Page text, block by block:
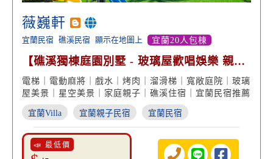
薇巍軒
宜蘭民宿 礁溪民宿 顯示在地圖上 宜蘭20人包棟
【礁溪獨棟庭園別墅 - 玻璃屋歡唱娛樂 親子
戲水溜滑梯】
電梯｜電動麻將｜戲水｜烤肉｜溜滑梯｜寬敞庭院｜玻璃
屋美景｜星空美景｜家庭親子｜礁溪住宿｜宜蘭民宿推薦
宜蘭Villa 宜蘭親子民宿 宜蘭民宿
📣 最低價